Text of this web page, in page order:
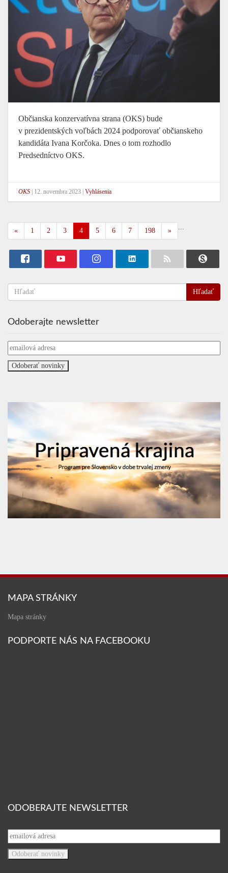
Občianska konzervatívna strana (OKS) bude
v prezidentských voľbách 2024 podporovať občianskeho
kandidáta Ivana Korčoka. Dnes o tom rozhodlo
Predsedníctvo OKS.
OKS 12. novembra 2023 Vyhlásenia
« 1 2 3 4 5 6 7 ...
198 »
Hľadať
Odoberajte newsletter
MAPA STRÁNKY
Mapa stránky
PODPORTE NÁS NA FACEBOOKU
ODOBERAJTE NEWSLETTER